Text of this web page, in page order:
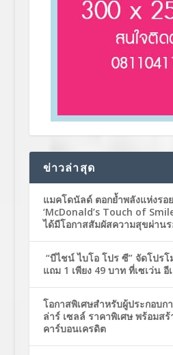
ข่าวล่าสุด
แมคโดนัลด์ ตอกย้ำพลังแห่งรอ
‘McDonald’s Touch of
ได้มีโอกาสสัมผัสความสุขผ่าน
“บีไชน์ ไบโอ โปร ซี” จัดโปร
แถม 1 เพียง 49 บาท ที่เซเว่น อี
โอกาสพิเศษสำหรับผู้ประกอบ
ล่าร์ เซลล์ ราคาพิเศษ พร้อมส
คาร์บอนเครดิต